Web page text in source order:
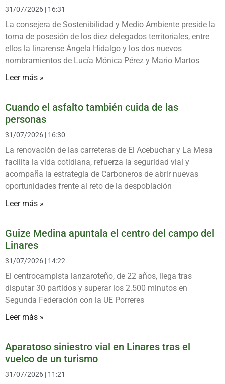
31/07/2026 16:31
La consejera de Sostenibilidad y Medio Ambiente preside la
toma de posesión de los diez delegados territoriales, entre
ellos la linarense Ángela Hidalgo y los dos nuevos
nombramientos de Lucía Mónica Pérez y Mario Martos
Leer más »
Cuando el asfalto también cuida de las
personas
31/07/2026 16:30
La renovación de las carreteras de El Acebuchar y La Mesa
facilita la vida cotidiana, refuerza la seguridad vial y
acompaña la estrategia de Carboneros de abrir nuevas
oportunidades frente al reto de la despoblación
Leer más »
Guize Medina apuntala el centro del campo del
Linares
31/07/2026 14:22
El centrocampista lanzaroteño, de 22 años, llega tras
disputar 30 partidos y superar los 2.500 minutos en
Segunda Federación con la UE Porreres
Leer más »
Aparatoso siniestro vial en Linares tras el
vuelco de un turismo
31/07/2026 11:21